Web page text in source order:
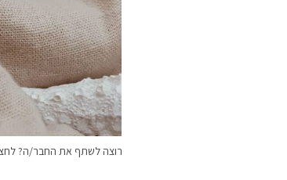
רוצה לשתף את החבר/ה?